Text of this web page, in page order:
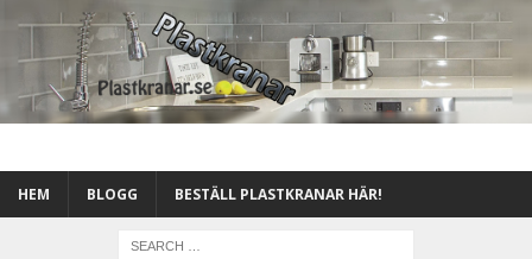
HEM BLOGG BESTÄLL PLASTKRANAR HÄR!